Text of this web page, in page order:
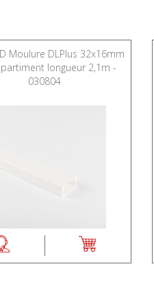
Moulure DLPlus 32x16mm
longueur 2,1m -
030804